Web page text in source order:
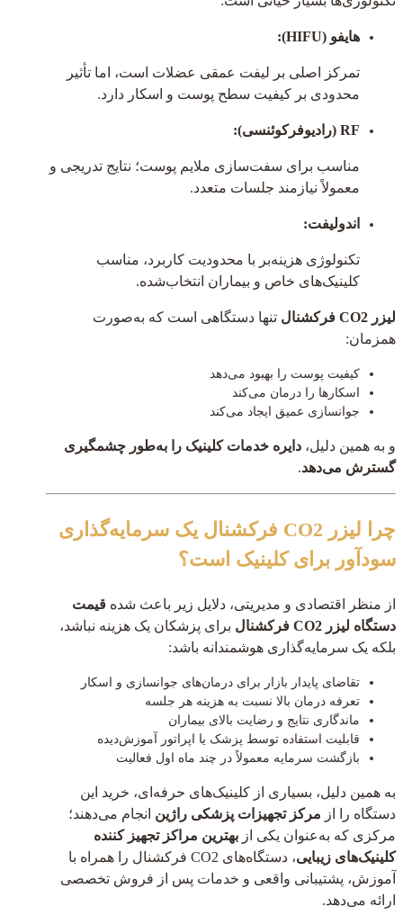
هایفو (HIFU):
تمرکز اصلی بر لیفت عمقی عضلات است، اما تأثیر
محدودی بر کیفیت سطح پوست و اسکار دارد.
RF (رادیوفرکوئنسی):
مناسب برای سفت‌سازی ملایم پوست؛ نتایج تدریجی و
معمولاً نیازمند جلسات متعدد.
اندولیفت:
تکنولوژی هزینه‌بر با محدودیت کاربرد، مناسب
کلینیک‌های خاص و بیماران انتخاب‌شده.
لیزر CO2 فرکشنال
تنها دستگاهی است که به‌صورت
همزمان:
کیفیت پوست را بهبود می‌دهد
اسکارها را درمان می‌کند
جوانسازی عمیق ایجاد می‌کند
و به همین دلیل، دایره خدمات کلینیک را به‌طور چشمگیری
گسترش می‌دهد.
چرا لیزر CO2 فرکشنال یک سرمایه‌گذاری
سودآور برای کلینیک است؟
از منظر اقتصادی و مدیریتی، دلایل زیر باعث شده قیمت
دستگاه لیزر CO2 فرکشنال
برای پزشکان یک هزینه نباشد،
بلکه یک سرمایه‌گذاری هوشمندانه باشد:
تقاضای پایدار بازار برای درمان‌های جوانسازی و اسکار
تعرفه درمان بالا نسبت به هزینه هر جلسه
ماندگاری نتایج و رضایت بالای بیماران
قابلیت استفاده توسط پزشک یا اپراتور آموزش‌دیده
بازگشت سرمایه معمولاً در چند ماه اول فعالیت
به همین دلیل، بسیاری از کلینیک‌های حرفه‌ای، خرید این
دستگاه را از مرکز تجهیزات پزشکی راژین انجام می‌دهند؛
مرکزی که به‌عنوان یکی از بهترین مراکز تجهیز کننده
کلینیک‌های زیبایی
، دستگاه‌های CO2 فرکشنال را همراه با
آموزش، پشتیبانی واقعی و خدمات پس از فروش تخصصی
ارائه می‌دهد.